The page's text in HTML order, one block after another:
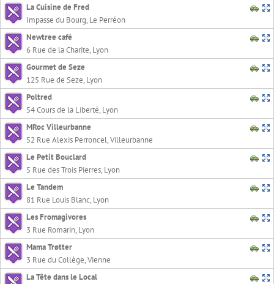
La Cuisine de Fred
Impasse du Bourg, Le Perréon
Newtree café
6 Rue de la Charite, Lyon
Gourmet de Seze
125 Rue de Seze, Lyon
Poltred
54 Cours de la Liberté, Lyon
MRoc Villeurbanne
52 Rue Alexis Perroncel, Villeurbanne
Le Petit Bouclard
5 Rue des Trois Pierres, Lyon
Le Tandem
81 Rue Louis Blanc, Lyon
Les Fromagivores
3 Rue Romarin, Lyon
Mama Trøtter
3 Rue du Collège, Vienne
La Tête dans le Local